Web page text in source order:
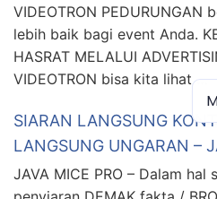
VIDEOTRON
lebih baik bagi event Anda.
HASRAT MELALUI
VIDEOTRON bisa kita lihat …
SIARAN LANGSUNG
LANGSUNG UNGARAN –
JAVA MICE PRO – Dalam hal